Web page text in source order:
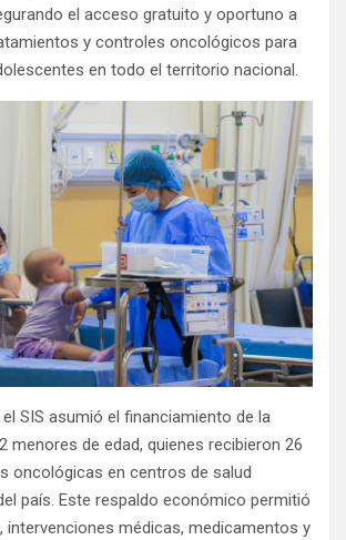
el acceso gratuito y oportuno a
y controles oncológicos para
en todo el territorio nacional.
el SIS asumió el financiamiento de la
menores de edad, quienes recibieron 26
oncológicas en centros de salud
país. Este respaldo económico permitió
intervenciones médicas, medicamentos y